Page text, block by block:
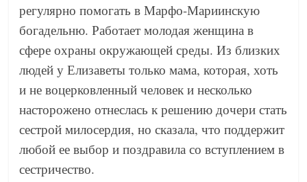
регулярно помогать в Марфо-Мариинскую
богадельню. Работает молодая женщина в
сфере охраны окружающей среды. Из близких
людей у Елизаветы только мама, которая, хоть
и не воцерковленный человек и несколько
насторожено отнеслась к решению дочери стать
сестрой милосердия, но сказала, что поддержит
любой ее выбор и поздравила со вступлением в
сестричество.